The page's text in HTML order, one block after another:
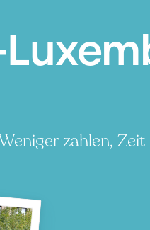
zahlen, Zeit